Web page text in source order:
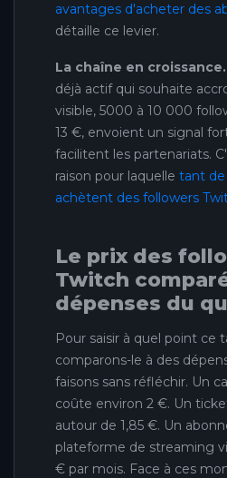
avantages d'acheter des
détaille ce levier.
La chaîne en croissance.
déjà actif qui souhaite
visible, 5000 à 10 000
13 €, envoient un signal
facilitent les partenariats.
raison pour laquelle tant
achètent des followers
Le prix des
Twitch
dépenses du
Pour saisir à quel point ce
comparons-le à des
faisons sans réfléchir. Un
coûte environ 2 €. Un
autour de 1,85 €. Un
plateforme de streaming
€ par mois. Face à ces